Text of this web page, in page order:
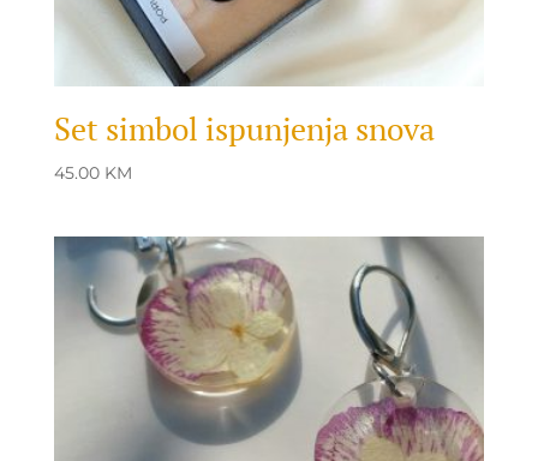
Set simbol ispunjenja snova
45.00 KM